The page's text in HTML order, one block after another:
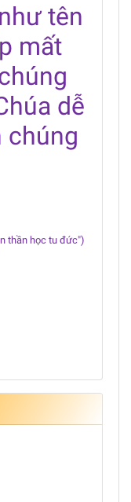
tên
mất
dễ
chúng
thần học tu đức")